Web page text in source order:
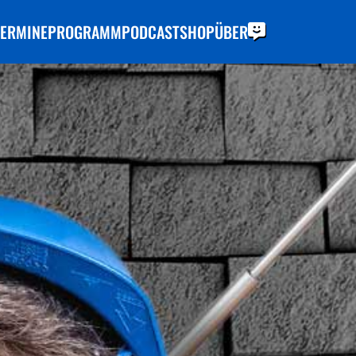
PROGRAMMPODCASTSHOPÜBER